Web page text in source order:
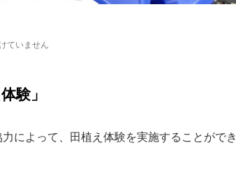
ていません
験」
によって、田植え体験を実施することができ